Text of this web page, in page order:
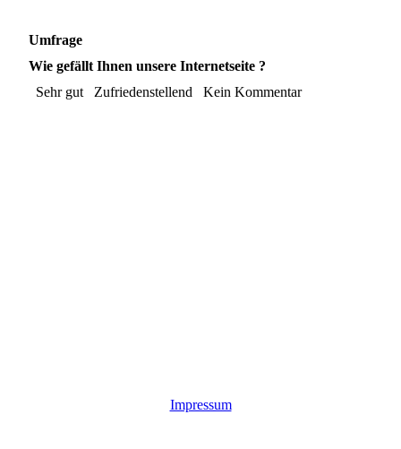
Umfrage
Wie gefällt Ihnen unsere Internetseite ?
Sehr gut
Zufriedenstellend Kein Kommentar
Impressum